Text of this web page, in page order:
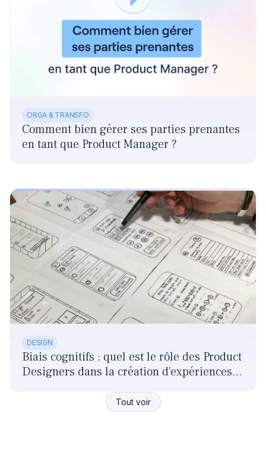
Tout voir
ORGA & TRANSFO
Comment bien gérer ses parties prenantes
en tant que Product Manager ?
DESIGN
Biais cognitifs : quel est le rôle des Product
Designers dans la création d'expériences